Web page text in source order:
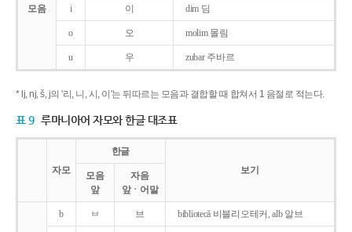
모음 i 이 dim 딤
o 오 molim 몰림
u 우 zubar 주바르
* lj, nj, š, j의 '리, 니, 시, 이'는 뒤따르는 모음과 결합할 때 합쳐서 1 음절로 적는다.
표 9 루마니아어 자모와 한글 대조표
자모
한글
보기
모음
앞
자음
앞ㆍ어말
b ㅂ 브 bibliotecǎ 비블리오테커, alb 알브